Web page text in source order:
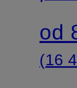
od
(16